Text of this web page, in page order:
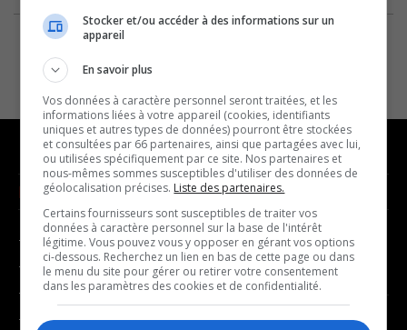
NOUVELLES
- Affaires municipales
- Communauté / Social
- Culture
- Économie
MUSIQUE
- Décompte franco
- Joué récemment
BALADOS
Stocker et/ou accéder à des informations sur un
appareil
En savoir plus
Vos données à caractère personnel seront traitées, et les
informations liées à votre appareil (cookies, identifiants
uniques et autres types de données) pourront être stockées
et consultées par 66 partenaires, ainsi que partagées avec lui,
ou utilisées spécifiquement par ce site. Nos partenaires et
nous-mêmes sommes susceptibles d'utiliser des données de
géolocalisation précises. Liste des partenaires.
Certains fournisseurs sont susceptibles de traiter vos
données à caractère personnel sur la base de l'intérêt
légitime. Vous pouvez vous y opposer en gérant vos options
ci-dessous. Recherchez un lien en bas de cette page ou dans
le menu du site pour gérer ou retirer votre consentement
dans les paramètres des cookies et de confidentialité.